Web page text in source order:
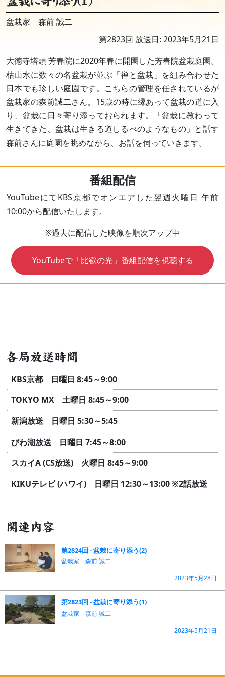
盆栽家 森前 誠二
第2823回 放送日: 2023年5月21日
大徳寺塔頭 芳春院に2020年春に開園した芳春院盆栽庭園。
枯山水に数々の名盆栽が並ぶ「禅と盆栽」を組み合わせた
日本でも珍しい庭園です。こちらの管理を任されているが
盆栽家の森前誠二さん。15歳の時に縁あって盆栽の道に入
り、盆栽に日々寄り添っておられます。「盆栽に教わって
生きてきた、盆栽は生きる道しるべのようなもの」と話す
森前さんに庭園を眺めながら、お話を伺っていきます。
番組配信
YouTubeにてKBS京都でオンエアした翌週火曜日 午前
10:00から配信いたします。
※過去に配信した映像を順次アップ中
YouTubeで「比叡の光」番組配信を視聴する
各局放送時間
KBS京都 日曜日 8:45～9:00
TOKYO MX 土曜日 8:45～9:00
新潟放送 日曜日 5:30～5:45
びわ湖放送 日曜日 7:45～8:00
スカイA (CS放送) 火曜日 8:45～9:00
KIKUテレビ (ハワイ) 日曜日 12:30～13:00 ※2話放送
関連内容
第2824回 - 盆栽に寄り添う(2)
盆栽家 森前 誠二
2023年5月28日
第2823回 - 盆栽に寄り添う(1)
盆栽家 森前 誠二
2023年5月21日